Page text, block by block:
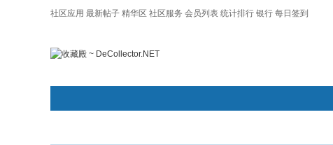
社区应用 最新帖子 精华区 社区服务 会员列表 统计排行 银行 每日签到